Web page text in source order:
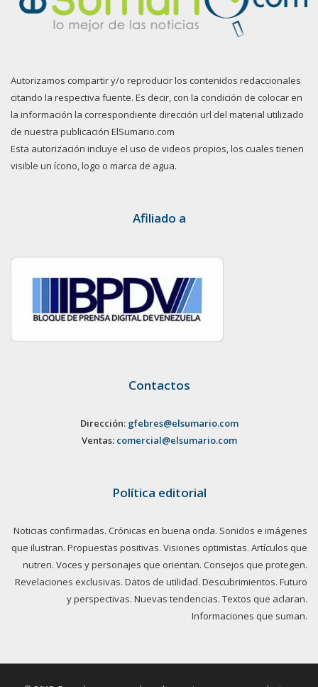
Autorizamos compartir y/o reproducir los contenidos redaccionales
citando la respectiva fuente. Es decir, con la condición de colocar en
la información la correspondiente dirección url del material utilizado
de nuestra publicación ElSumario.com
Esta autorización incluye el uso de videos propios, los cuales tienen
visible un ícono, logo o marca de agua.
Afiliado a
Contactos
Dirección: gfebres@elsumario.com
Ventas: comercial@elsumario.com
Política editorial
Noticias confirmadas. Crónicas en buena onda. Sonidos e imágenes
que ilustran. Propuestas positivas. Visiones optimistas. Artículos que
nutren. Voces y personajes que orientan. Consejos que protegen.
Revelaciones exclusivas. Datos de utilidad. Descubrimientos. Futuro
y perspectivas. Nuevas tendencias. Textos que aclaran.
Informaciones que suman.